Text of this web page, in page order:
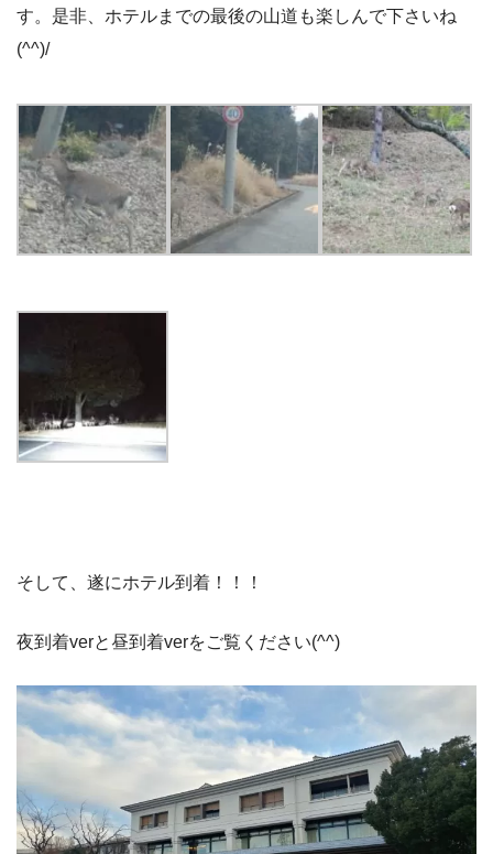
す。是非、ホテルまでの最後の山道も楽しんで下さいね
(^^)/
そして、遂にホテル到着！！！
夜到着verと昼到着verをご覧ください(^^)